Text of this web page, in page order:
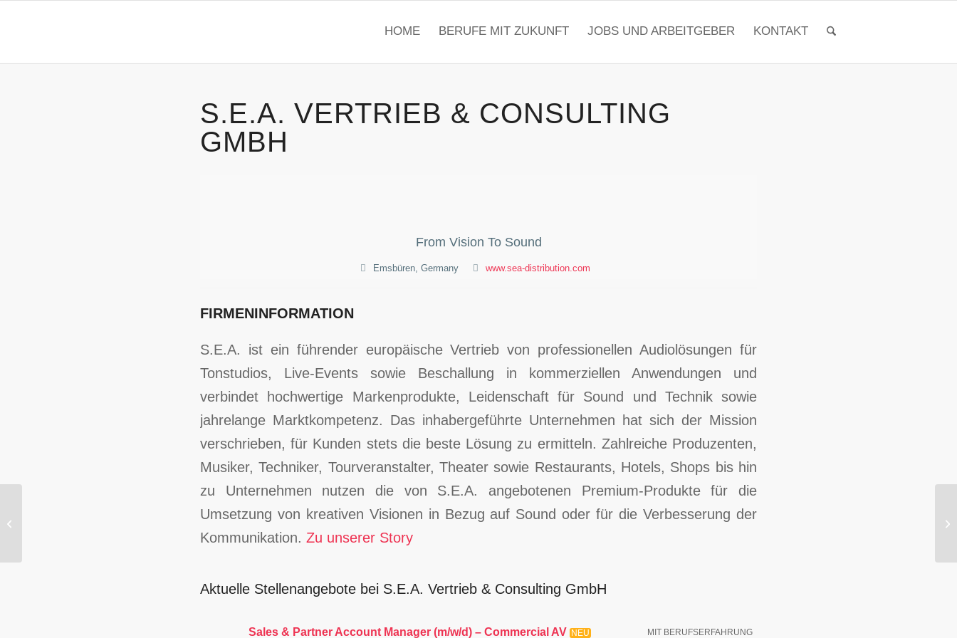
HOME BERUFE MIT ZUKUNFT JOBS UND ARBEITGEBER KONTAKT
S.E.A. VERTRIEB & CONSULTING
GMBH
From Vision To Sound
Emsbüren, Germany www.sea-distribution.com
FIRMENINFORMATION
S.E.A. ist ein führender europäische Vertrieb von professionellen Audiolösungen für
Tonstudios, Live-Events sowie Beschallung in kommerziellen Anwendungen und
verbindet hochwertige Markenprodukte, Leidenschaft für Sound und Technik sowie
jahrelange Marktkompetenz. Das inhabergeführte Unternehmen hat sich der Mission
verschrieben, für Kunden stets die beste Lösung zu ermitteln. Zahlreiche Produzenten,
Musiker, Techniker, Tourveranstalter, Theater sowie Restaurants, Hotels, Shops bis hin
zu Unternehmen nutzen die von S.E.A. angebotenen Premium-Produkte für die
Umsetzung von kreativen Visionen in Bezug auf Sound oder für die Verbesserung der
Kommunikation. Zu unserer Story
Aktuelle Stellenangebote bei S.E.A. Vertrieb & Consulting GmbH
Sales & Partner Account Manager (m/w/d) – Commercial AV NEU MIT BERUFSERFAHRUNG